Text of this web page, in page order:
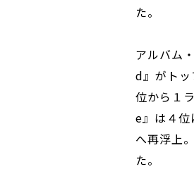
た。
アルバム
d』がト
位から１
e』は４
へ再浮上
た。